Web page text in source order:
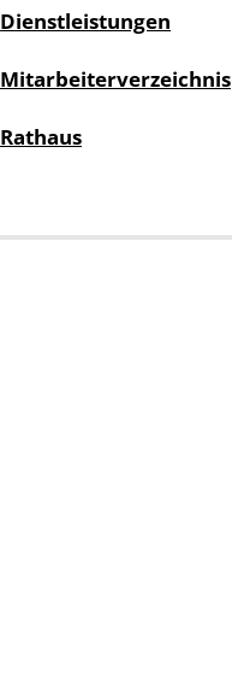
Dienstleistungen
Mitarbeiterverzeichnis
Rathaus